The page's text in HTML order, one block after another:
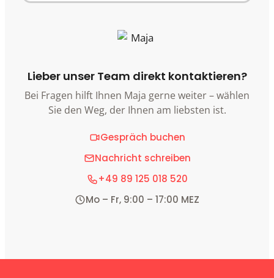
Lieber unser Team direkt kontaktieren?
Bei Fragen hilft Ihnen Maja gerne weiter – wählen
Sie den Weg, der Ihnen am liebsten ist.
Gespräch buchen
Nachricht schreiben
+49 89 125 018 520
Mo – Fr, 9:00 – 17:00 MEZ